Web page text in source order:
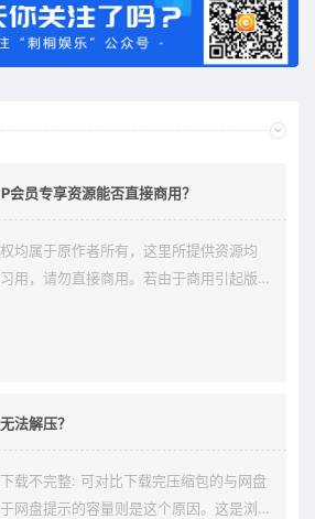
会员专享资源能否直接商用？
均属于原作者所有，这里所提供资源均
用，请勿直接商用。若由于商用引起版
法解压？
载不完整: 可对比下载完压缩包的与网盘
网盘提示的容量则是这个原因。这是浏